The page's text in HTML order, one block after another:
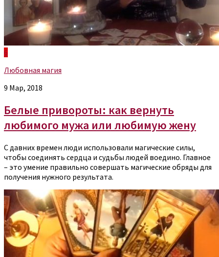
6
Любовная магия
9 Мар, 2018
Белые привороты: как вернуть
любимого мужа или любимую жену
С давних времен люди использовали магические силы,
чтобы соединять сердца и судьбы людей воедино. Главное
– это умение правильно совершать магические обряды для
получения нужного результата.